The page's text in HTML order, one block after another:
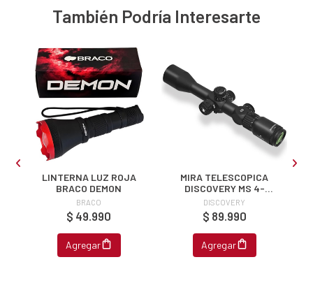
JUGAR
También Podría Interesarte
LINTERNA LUZ ROJA
BRACO DEMON
BRACO
$ 49.990
Agregar
MIRA TELESCOPICA
DISCOVERY MS 4-
16X44 SFIR SFP
DISCOVERY
$ 89.990
Agregar